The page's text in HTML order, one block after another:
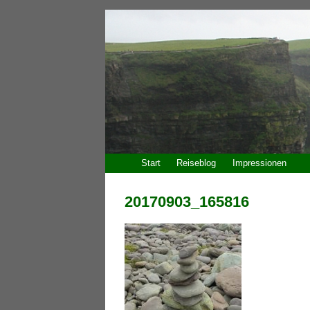
Start Reiseblog Impressionen
20170903_165816